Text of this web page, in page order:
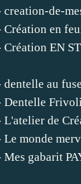
creation-de-
Création en
EN
au
Dentelle
L'atelier de
Le monde
gabarit